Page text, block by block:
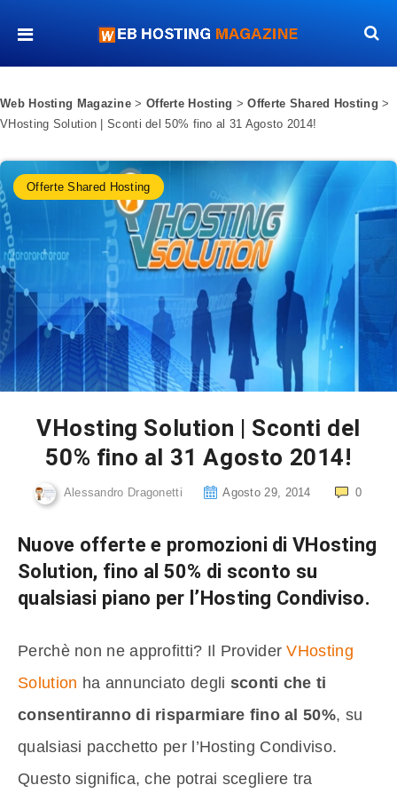
Web Hosting Magazine > Offerte Hosting >Offerte Shared Hosting >
VHosting Solution | Sconti del 50% fino al 31 Agosto 2014!
Offerte Shared Hosting
VHosting Solution | Sconti del
50% fino al 31 Agosto 2014!
Alessandro Dragonetti Agosto 29, 2014 0
Nuove offerte e promozioni di VHosting
Solution, fino al 50% di sconto su
qualsiasi piano per l’Hosting Condiviso.
Perchè non ne approfitti? Il ProviderVHosting
Solution ha annunciato degli sconti che ti
consentiranno di risparmiare fino al 50%, su
qualsiasi pacchetto per l’Hosting Condiviso.
Questo significa, che potrai scegliere tra